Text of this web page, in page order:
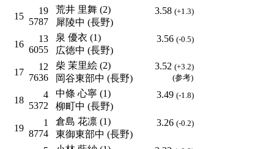
15
19
5787
荒井 里舞 (2)
犀陵中 (長野)
3.58 (+1.3)
16
13
6055
泉 優衣 (1)
広徳中 (長野)
3.56 (-0.5)
17
12
7636
柴 茉里絵 (2)
岡谷東部中 (長野)
3.52 (+3.2)
(参考)
18
4
5372
中條 心寧 (1)
柳町中 (長野)
3.49 (-1.8)
19
1
8774
倉島 花凛 (1)
東御東部中 (長野)
3.26 (-0.2)